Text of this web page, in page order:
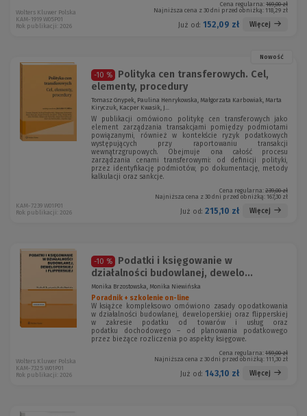
Cena regularna: 169,00 zł
Najniższa cena z 30 dni przed obniżką: 118,29 zł
Już od: 152,09 zł Więcej
Wolters Kluwer Polska
KAM-1919 W05P01
Rok publikacji: 2026
Nowość
-10 %
Polityka cen transferowych. Cel,
elementy, procedury
Tomasz Gnypek, Paulina Henrykowska, Małgorzata Karbowiak, Marta
Kiryczuk, Kacper Kwasik, J...
W publikacji omówiono politykę cen transferowych jako
element zarządzania transakcjami pomiędzy podmiotami
powiązanymi, również w kontekście ryzyk podatkowych
występujących przy raportowaniu transakcji
wewnątrzgrupowych. Obejmuje ona całość procesu
zarządzania cenami transferowymi: od definicji polityki,
przez identyfikację podmiotów, po dokumentację, metody
kalkulacji oraz sankcje.
Cena regularna: 239,00 zł
Najniższa cena z 30 dni przed obniżką: 167,30 zł
Już od: 215,10 zł Więcej
KAM-7239 W01P01
Rok publikacji: 2026
-10 %
Podatki i księgowanie w
działalności budowlanej, dewelo...
Monika Brzostowska, Monika Niewińska
Poradnik + szkolenie on-line
W książce kompleksowo omówiono zasady opodatkowania
w działalności budowlanej, deweloperskiej oraz flipperskiej
w zakresie podatku od towarów i usług oraz
podatku dochodowego – od planowania podatkowego
przez bieżące rozliczenia po aspekty księgowe.
Cena regularna: 159,00 zł
Najniższa cena z 30 dni przed obniżką: 111,30 zł
Już od: 143,10 zł Więcej
Wolters Kluwer Polska
KAM-7325 W01P01
Rok publikacji: 2026